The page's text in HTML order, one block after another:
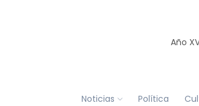
Año
Noticias Política